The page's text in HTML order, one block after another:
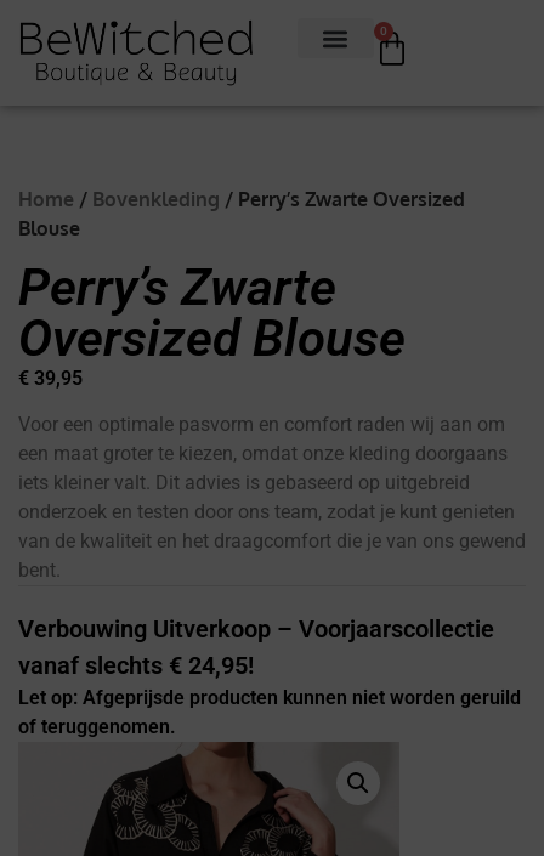
0
Home / Bovenkleding / Perry’s Zwarte Oversized
Blouse
Perry’s Zwarte
Oversized Blouse
€ 39,95
Voor een optimale pasvorm en comfort raden wij aan om
een maat groter te kiezen, omdat onze kleding doorgaans
iets kleiner valt. Dit advies is gebaseerd op uitgebreid
onderzoek en testen door ons team, zodat je kunt genieten
van de kwaliteit en het draagcomfort die je van ons gewend
bent.
Verbouwing Uitverkoop – Voorjaarscollectie
vanaf slechts € 24,95!
Let op: Afgeprijsde producten kunnen niet worden geruild
of teruggenomen.